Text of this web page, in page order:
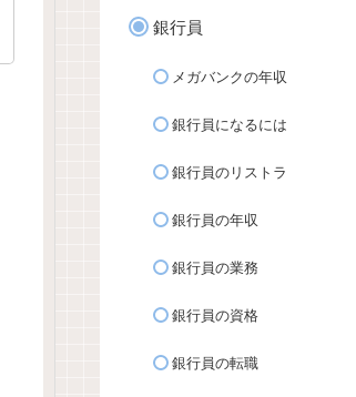
銀行員
メガバンクの年収
銀行員になるには
銀行員のリストラ
銀行員の年収
銀行員の業務
銀行員の資格
銀行員の転職